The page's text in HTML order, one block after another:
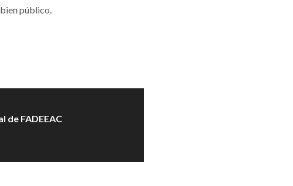
público.
de FADEEAC